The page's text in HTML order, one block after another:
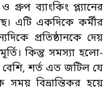
গ্রুপ ব্যাংকিং প্ল্যানের
এটি একদিকে কর্মীর
প্রতিষ্ঠানকে দেয়
কিন্তু সমস্যা হলো-
শর্ত এত জটিল যে
বিভ্রান্তিকর হয়ে